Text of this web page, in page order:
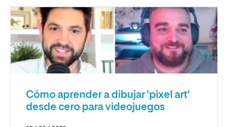
Cómo aprender a dibujar 'pixel art'
desde cero para videojuegos